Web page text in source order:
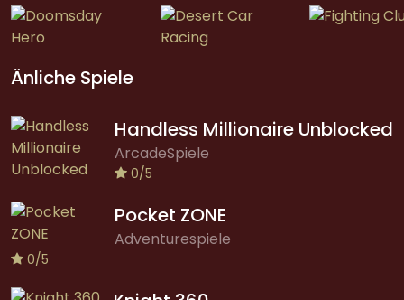
Änliche Spiele
Handless Millionaire Unblocked
ArcadeSpiele
0/5
Pocket ZONE
Adventurespiele
0/5